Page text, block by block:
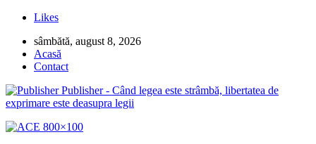
Likes
sâmbătă, august 8, 2026
Acasă
Contact
Publisher - Când legea este strâmbă, libertatea de
exprimare este deasupra legii